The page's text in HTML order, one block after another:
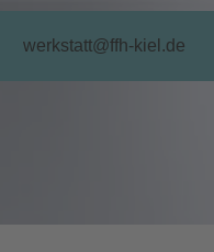
werkstatt@ffh-kiel.de